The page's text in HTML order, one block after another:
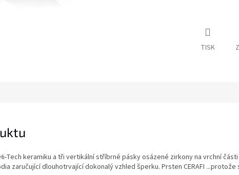
TISK
Tech keramiku a tři vertikální stříbrné pásky osázené zirkony na vrchní
zaručující dlouhotrvající dokonalý vzhled šperku. Prsten CERAFI ...protože